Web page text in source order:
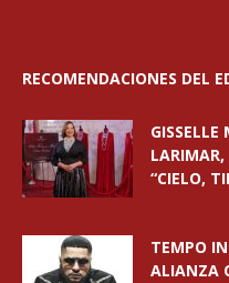
RECOMENDACIONES DEL
GISSELLE
LARIMAR,
“CIELO,
TEMPO
ALIANZA